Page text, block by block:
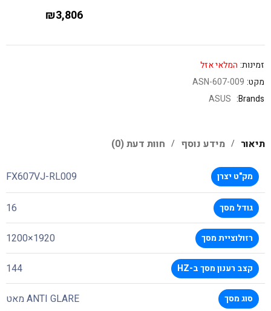
₪3,806
זמינות: המלאי אזל
מקט: ASN-607-009
Brands:
ASUS
תיאור מידע נוסף חוות דעת (0)
מק"ט יצרן FX607VJ-RL009
גודל מסך 16
רזולוציית מסך 1920×1200
קצב רענון מסך ב-HZ 144
סוג מסך ANTI GLARE מאט